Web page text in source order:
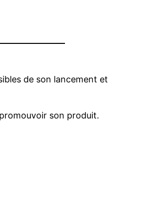
de son lancement et
son produit.